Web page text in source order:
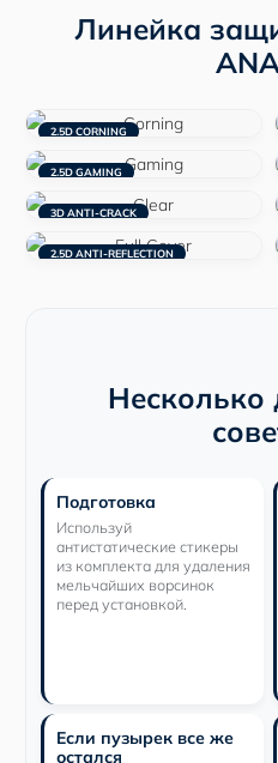
Линейка
2.5D CORNING
2.5D GAMING
3D ANTI-CRACK
2.5D ANTI-REFLECTION
Несколько
Подготовка
Используй
антистатические стикеры
из комплекта для удаления
мельчайших ворсинок
перед установкой.
Если пузырек все же
остался